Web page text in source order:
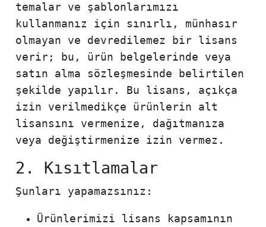
temalar ve şablonlarımızı
kullanmanız için sınırlı, münhasır
olmayan ve devredilemez bir lisans
verir; bu, ürün belgelerinde veya
satın alma sözleşmesinde belirtilen
şekilde yapılır. Bu lisans, açıkça
izin verilmedikçe ürünlerin alt
lisansını vermenize, dağıtmanıza
veya değiştirmenize izin vermez.
2. Kısıtlamalar
Şunları yapamazsınız:
Ürünlerimizi lisans kapsamının